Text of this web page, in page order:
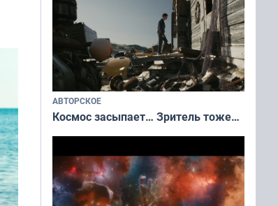
АВТОРСКОЕ
Космос засыпает… Зритель тоже…